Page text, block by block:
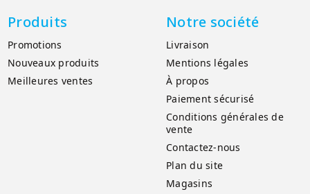
Produits
Promotions
Nouveaux produits
Meilleures ventes
Notre société
Livraison
Mentions légales
À propos
Paiement sécurisé
Conditions générales de
vente
Contactez-nous
Plan du site
Magasins